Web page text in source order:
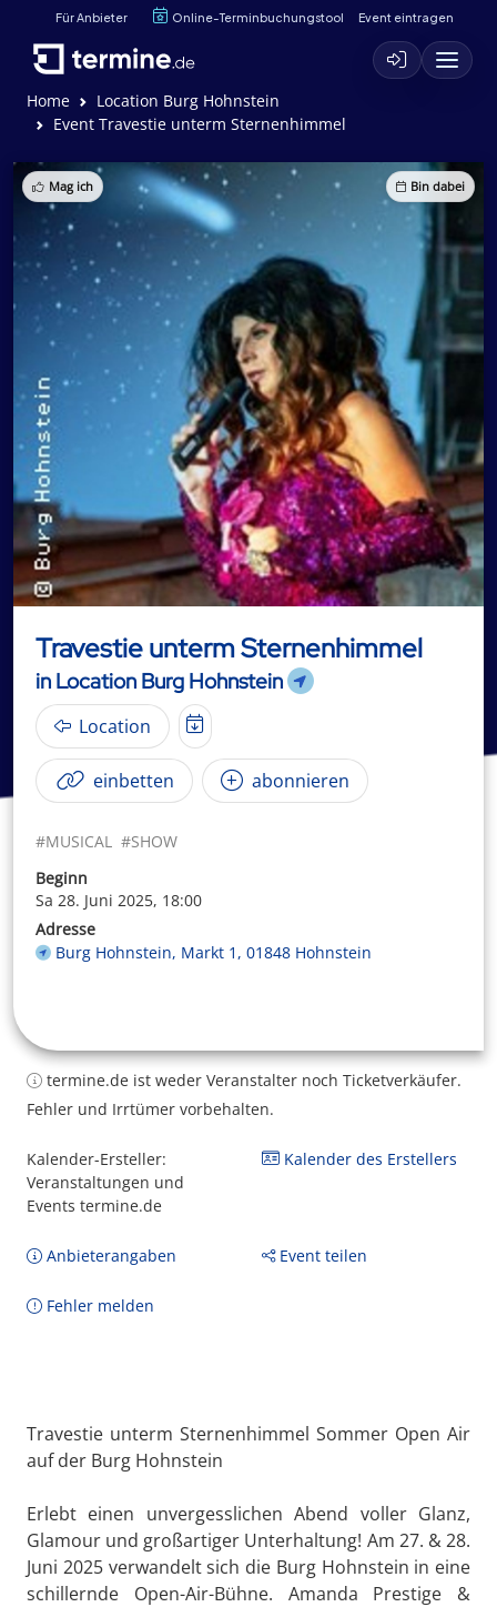
Für Anbieter Online-Terminbuchungstool Event eintragen
Home
Location Burg Hohnstein
Event Travestie unterm Sternenhimmel
Mag ich Bin dabei
Travestie unterm Sternenhimmel
in Location Burg Hohnstein
Location
einbetten abonnieren
#MUSICAL
#SHOW
Beginn
Sa 28. Juni 2025, 18:00
Adresse
Burg Hohnstein, Markt 1, 01848 Hohnstein
termine.de ist weder Veranstalter noch Ticketverkäufer.
Fehler und Irrtümer vorbehalten.
Kalender-Ersteller:
Veranstaltungen und
Events termine.de
Kalender des Erstellers
Anbieterangaben Event teilen
Fehler melden
Travestie unterm Sternenhimmel Sommer Open Air
auf der Burg Hohnstein
Erlebt einen unvergesslichen Abend voller Glanz,
Glamour und großartiger Unterhaltung! Am 27. & 28.
Juni 2025 verwandelt sich die Burg Hohnstein in eine
schillernde Open-Air-Bühne. Amanda Prestige &